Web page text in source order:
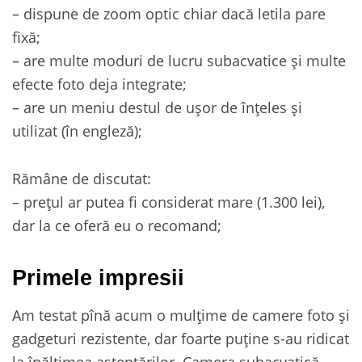
– dispune de zoom optic chiar dacă letila pare
fixă;
– are multe moduri de lucru subacvatice și multe
efecte foto deja integrate;
– are un meniu destul de ușor de înțeles și
utilizat (în engleză);
Rămâne de discutat:
– prețul ar putea fi considerat mare (1.300 lei),
dar la ce oferă eu o recomand;
Primele impresii
Am testat pînă acum o mulțime de camere foto și
gadgeturi rezistente, dar foarte puține s-au ridicat